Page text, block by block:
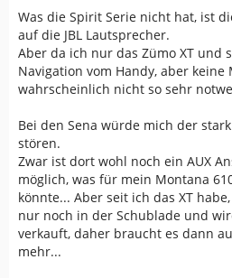
Was die Spirit Serie nicht hat, ist
auf die JBL Lautsprecher.
Aber da ich nur das Zümo XT und
Navigation vom Handy, aber
wahrscheinlich nicht so sehr
Bei den Sena würde mich der
stören.
Zwar ist dort wohl noch ein AUX
möglich, was für mein Montana
könnte... Aber seit ich das XT
nur noch in der Schublade und
verkauft, daher braucht es dann
mehr...